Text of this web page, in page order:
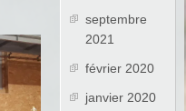
septembre
2021
février 2020
janvier 2020